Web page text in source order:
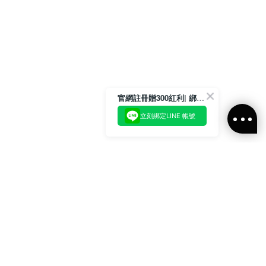
官網註冊贈300紅利| 綁定LINE再領取專屬優惠
立刻綁定LINE 帳號